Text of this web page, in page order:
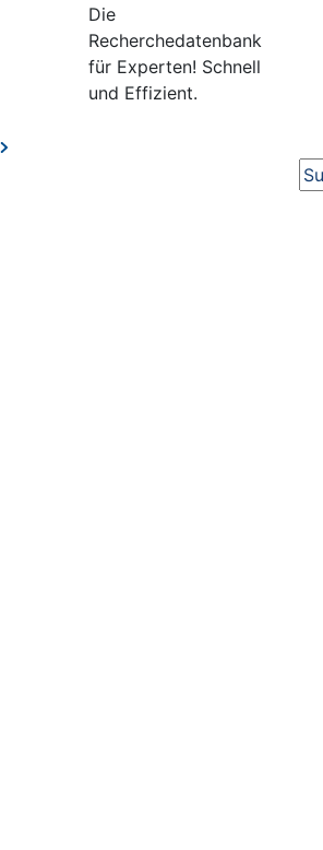
Die
Recherchedatenbank
für Experten! Schnell
und Effizient.